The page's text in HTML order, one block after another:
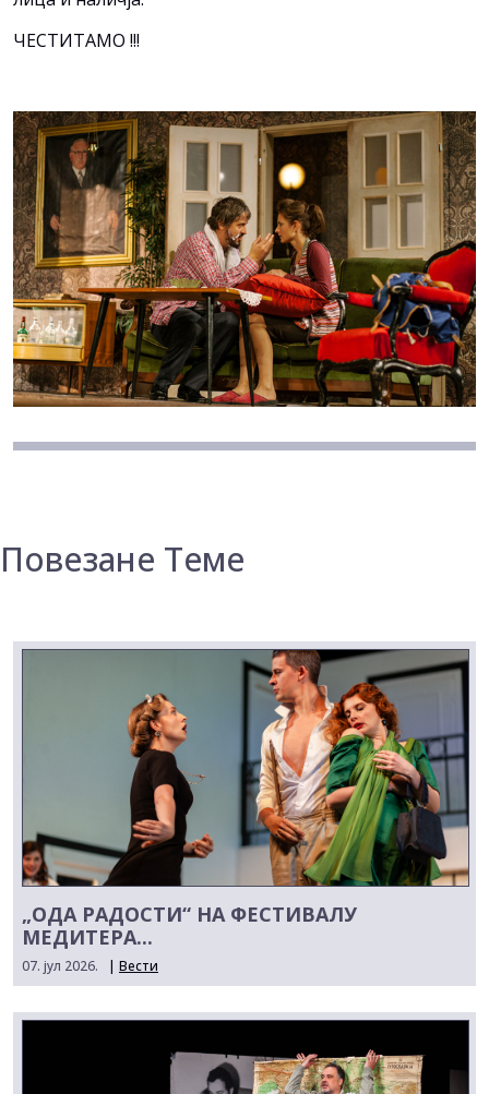
ЧЕСТИТАМО !!!
Повезане Теме
„ОДА РАДОСТИ“ НА ФЕСТИВАЛУ
МЕДИТЕРА...
07. јул 2026. | Вести